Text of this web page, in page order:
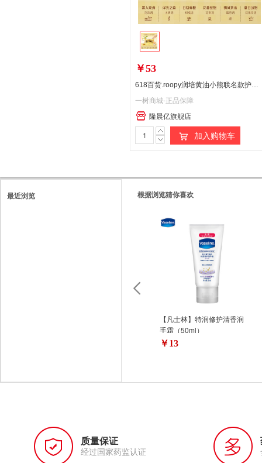
￥53
一树商城-正品保障
隆晨亿旗舰店
加入购物车
最近浏览 根据浏览猜你喜欢
【凡士林】特润修护清香润
手霜（50ml）
￥13
质量保证
经过国家药监认证